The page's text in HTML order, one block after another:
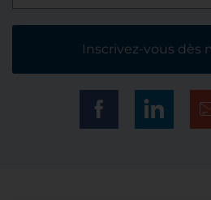
Inscrivez-vous dès